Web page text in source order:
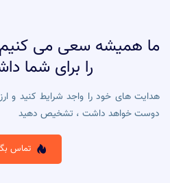
ما همیشه سعی می کنیم
را برای شما
هدایت های خود را واجد شرایط کنید و
دوست خواهد داشت ، تشخیص دهید
تماس